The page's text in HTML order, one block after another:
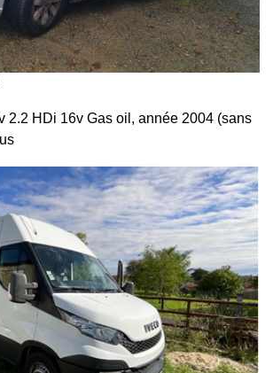
2.2 HDi 16v Gas oil, année 2004 (sans